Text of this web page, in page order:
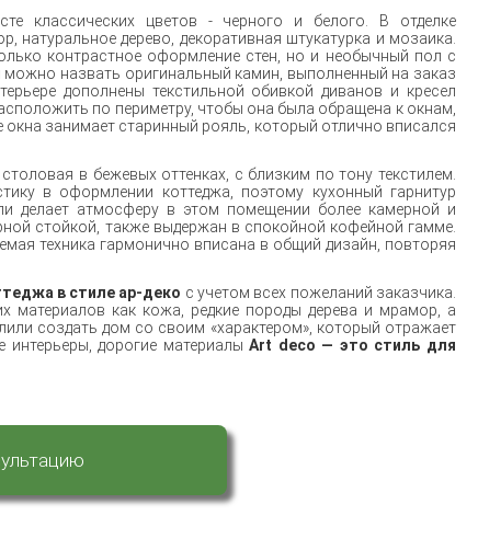
классических цветов - черного и белого. В отделке
дерево, декоративная штукатурка и мозаика.
контрастное оформление стен, но и необычный пол с
назвать оригинальный камин, выполненный на заказ
дополнены текстильной обивкой диванов и кресел
по периметру, чтобы она была обращена к окнам,
занимает старинный рояль, который отлично вписался
в бежевых оттенках, с близким по тону текстилем.
в оформлении коттеджа, поэтому кухонный гарнитур
делает атмосферу в этом помещении более камерной и
стойкой, также выдержан в спокойной кофейной гамме.
техника гармонично вписана в общий дизайн, повторяя
в стиле ар-деко с учетом всех пожеланий заказчика.
материалов как кожа, редкие породы дерева и мрамор, а
создать дом со своим «характером», который отражает
интерьеры, дорогие материалыArt deco — это стиль для